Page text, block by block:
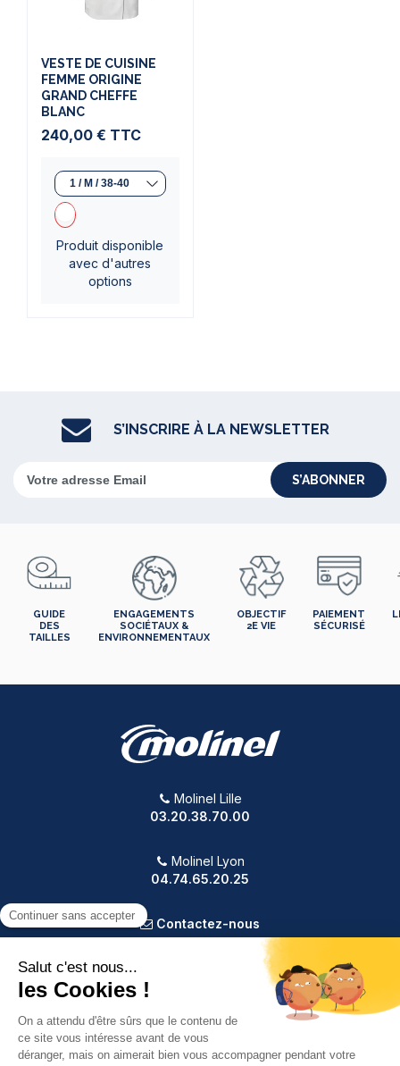
VESTE DE CUISINE
FEMME ORIGINE
GRAND CHEFFE
BLANC
240,00 € TTC
Produit disponible
avec d'autres
options
S’INSCRIRE À LA NEWSLETTER
S’ABONNER
GUIDE
DES
TAILLES
ENGAGEMENTS
SOCIÉTAUX &
ENVIRONNEMENTAUX
OBJECTIF
2E VIE
PAIEMENT
SÉCURISÉ
Molinel Lille
03.20.38.70.00
Molinel Lyon
04.74.65.20.25
Contactez-nous
PRODUITS
NOTRE SOCIÉTÉ
VOTRE COMPTE